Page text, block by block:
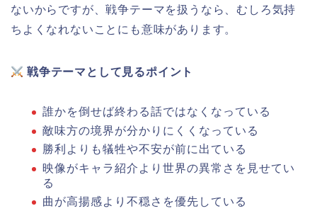
ないからですが、戦争テーマを扱うなら、むしろ気持
ちよくなれないことにも意味があります。
戦争テーマとして見るポイント
誰かを倒せば終わる話ではなくなっている
敵味方の境界が分かりにくくなっている
勝利よりも犠牲や不安が前に出ている
映像がキャラ紹介より世界の異常さを見せてい
る
曲が高揚感より不穏さを優先している